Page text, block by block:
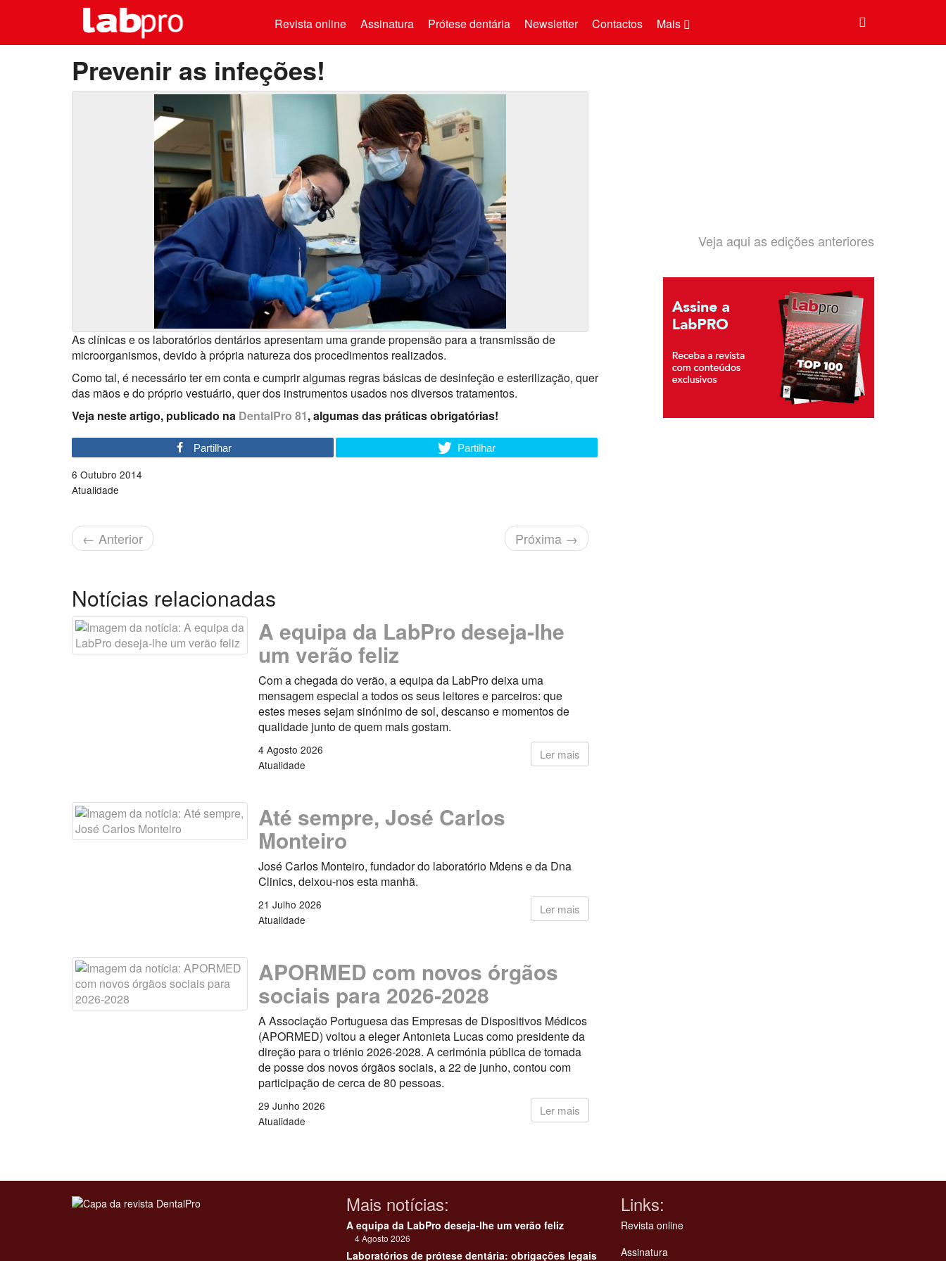
Mais
Revista online Assinatura Prótese dentária Newsletter Contactos
Prevenir as infeções!
As clínicas e os laboratórios dentários apresentam uma grande propensão para a transmissão de
microorganismos, devido à própria natureza dos procedimentos realizados.
Como tal, é necessário ter em conta e cumprir algumas regras básicas de desinfeção e esterilização, quer
das mãos e do próprio vestuário, quer dos instrumentos usados nos diversos tratamentos.
Veja neste artigo, publicado na DentalPro 81, algumas das práticas obrigatórias!
Partilhar Partilhar
6 Outubro 2014
Atualidade
← Anterior Próxima →
Veja aqui as edições anteriores
Notícias relacionadas
A equipa da LabPro deseja-lhe
um verão feliz
Com a chegada do verão, a equipa da LabPro deixa uma
mensagem especial a todos os seus leitores e parceiros: que
estes meses sejam sinónimo de sol, descanso e momentos de
qualidade junto de quem mais gostam.
Ler mais
4 Agosto 2026
Atualidade
Até sempre, José Carlos
Monteiro
José Carlos Monteiro, fundador do laboratório Mdens e da Dna
Clinics, deixou-nos esta manhã.
Ler mais
21 Julho 2026
Atualidade
APORMED com novos órgãos
sociais para 2026-2028
A Associação Portuguesa das Empresas de Dispositivos Médicos
(APORMED) voltou a eleger Antonieta Lucas como presidente da
direção para o triénio 2026-2028. A cerimónia pública de tomada
de posse dos novos órgãos sociais, a 22 de junho, contou com
participação de cerca de 80 pessoas.
Ler mais
29 Junho 2026
Atualidade
Mais notícias:
A equipa da LabPro deseja-lhe um verão feliz
4 Agosto 2026
Laboratórios de prótese dentária: obrigações legais
Links:
Revista online
Assinatura